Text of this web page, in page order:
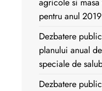
pentru anul 2019
Dezbatere
planului anual
speciale de
Dezbatere